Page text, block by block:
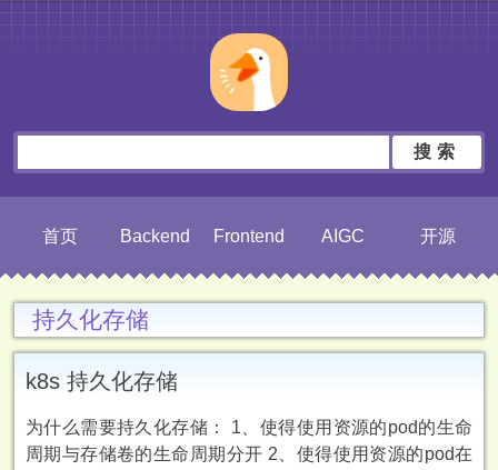
搜索
首页 Backend Frontend AIGC 开源
持久化存储
k8s 持久化存储
为什么需要持久化存储： 1、使得使用资源的pod的生命
周期与存储卷的生命周期分开 2、使得使用资源的pod在